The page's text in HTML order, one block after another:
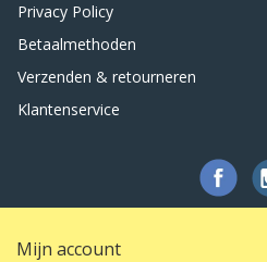
Privacy Policy
Betaalmethoden
Verzenden & retourneren
Klantenservice
Mijn account